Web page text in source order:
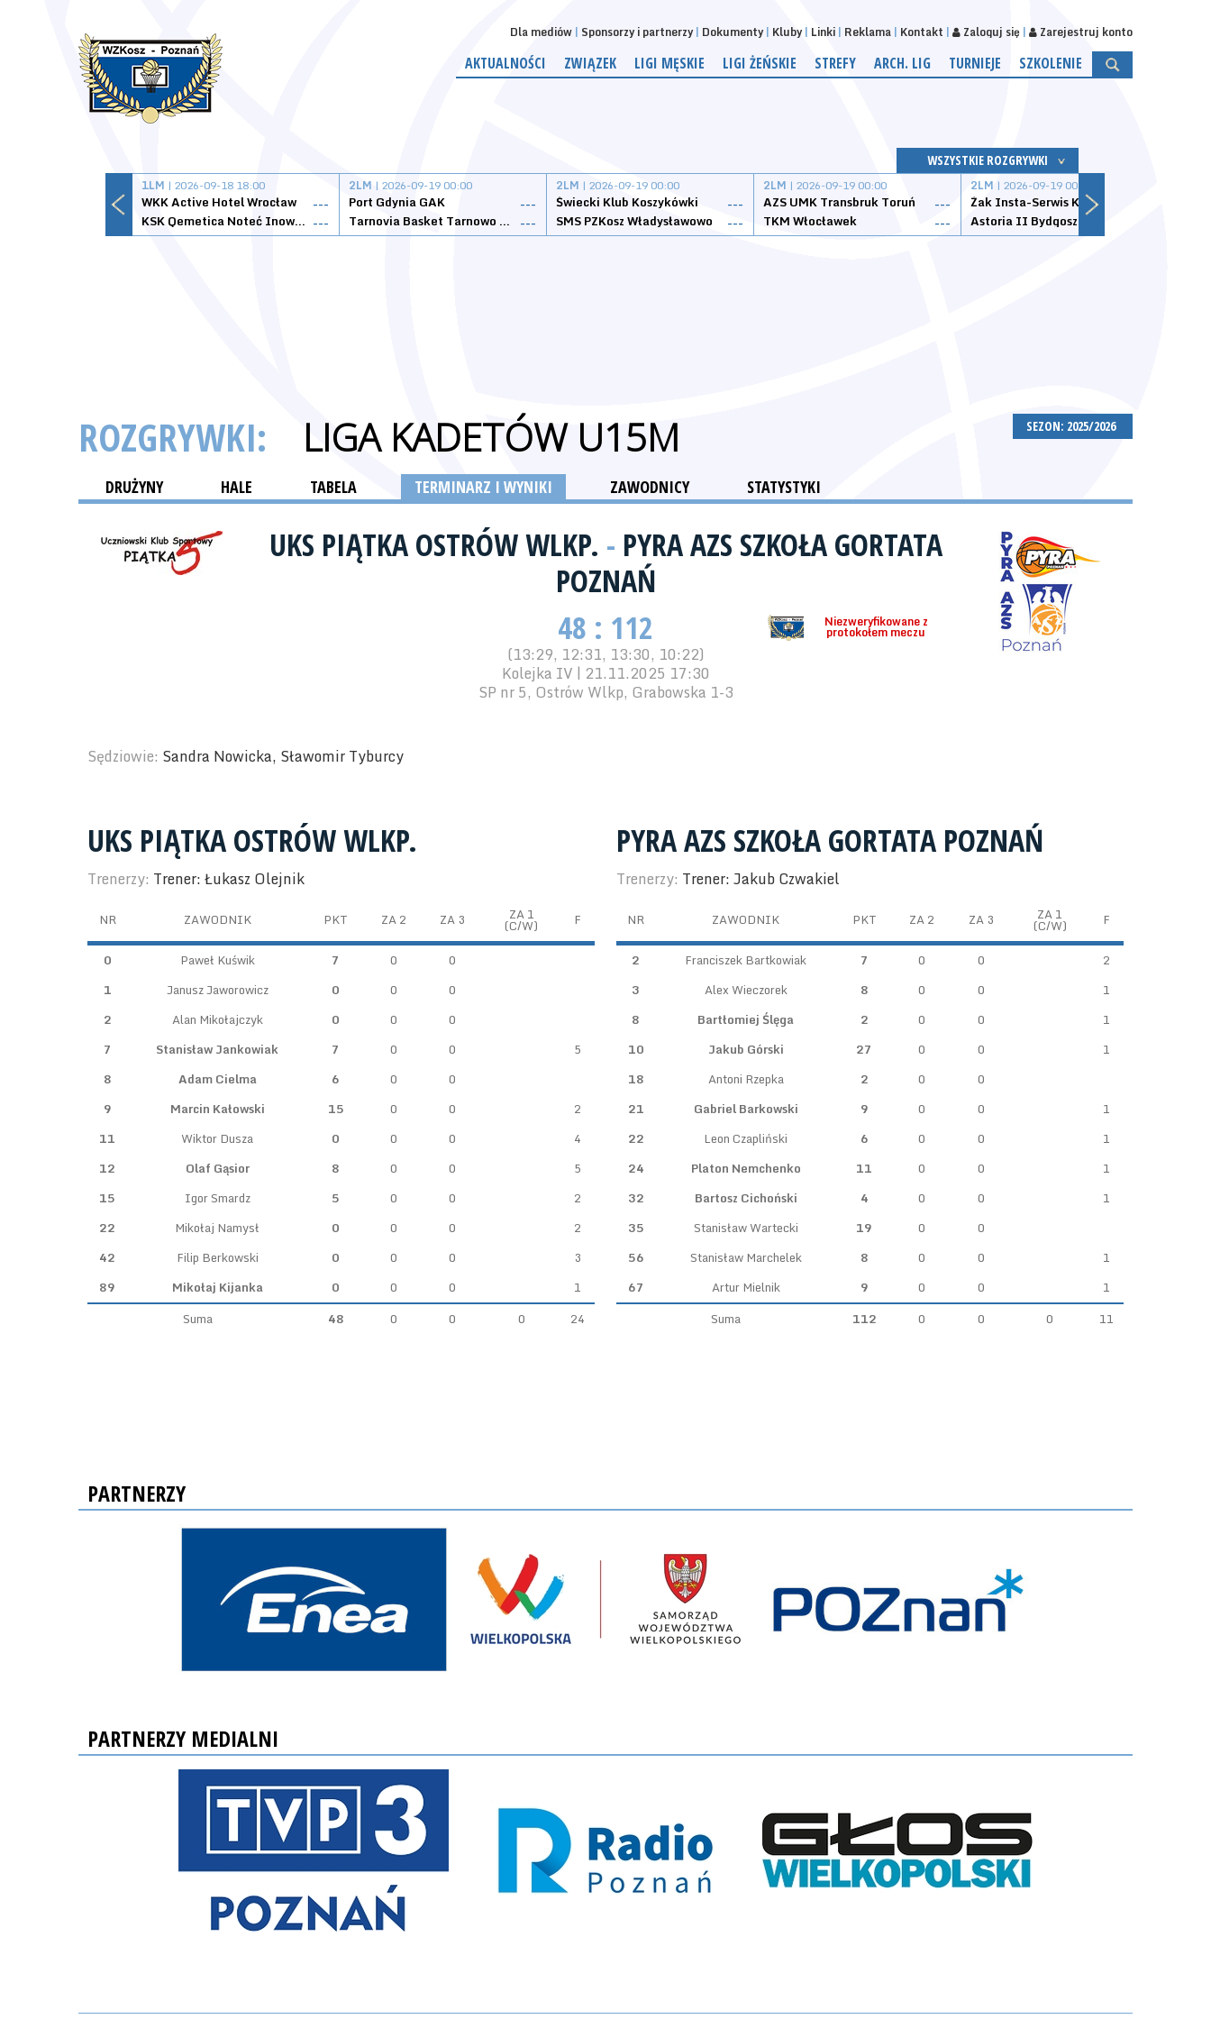
Dla mediów Sponsorzy i partnerzy Dokumenty Kluby Linki Reklama Kontakt Zaloguj się Zarejestruj konto
AKTUALNOŚCI ZWIĄZEK LIGI MĘSKIE LIGI ŻEŃSKIE STREFY ARCH. LIG TURNIEJE SZKOLENIE
WSZYSTKIE ROZGRYWKI
1LM | 2026-09-18 18:00
WKK Active Hotel Wrocław
---
KSK Qemetica Noteć Inowrocław ---
2LM | 2026-09-19 00:00
Port Gdynia GAK
---
Tarnovia Basket Tarnowo Podgórne ---
2LM | 2026-09-19 00:00
Świecki Klub Koszykówki
---
SMS PZKosz Władysławowo
---
2LM | 2026-09-19 00:00
AZS UMK Transbruk Toruń
---
TKM Włocławek
---
2LM | 2026-09-19 00:00
Żak Insta-Serwis Koszalin
Astoria II Bydgoszcz
SEZON: 2025/2026
ROZGRYWKI: LIGA KADETÓW U15M
DRUŻYNY HALE TABELA TERMINARZ I WYNIKI ZAWODNICY STATYSTYKI
UKS PIĄTKA OSTRÓW WLKP. - PYRA AZS SZKOŁA GORTATA
POZNAŃ
Niezweryfikowane z
protokołem meczu
48 : 112
(13:29, 12:31, 13:30, 10:22)
Kolejka IV | 21.11.2025 17:30
SP nr 5, Ostrów Wlkp, Grabowska 1-3
Sędziowie: Sandra Nowicka, Sławomir Tyburcy
UKS PIĄTKA OSTRÓW WLKP.
Trenerzy: Trener: Łukasz Olejnik
NR ZAWODNIK PKT ZA 2 ZA 3 ZA 1
(C/W) F
0 Paweł Kuświk 7 0
0
1
Janusz Jaworowicz 0 0
0
2
Alan Mikołajczyk 0 0
0
7
Stanisław Jankowiak 7 0 0
5
8
Adam Cielma 6 0
0
9
Marcin Kałowski 15 0 0
2
11
Wiktor Dusza 0 0 0
4
12
Olaf Gąsior 8 0 0
5
15
Igor Smardz 5 0 0
2
22
Mikołaj Namysł 0 0 0
2
42
Filip Berkowski 0 0 0
3
89
Mikołaj Kijanka 0 0 0
1
Suma
48 0 0 0 24
PYRA AZS SZKOŁA GORTATA POZNAŃ
Trenerzy: Trener: Jakub Czwakiel
NR ZAWODNIK PKT ZA 2 ZA 3 ZA 1
(C/W) F
2 Franciszek Bartkowiak 7 0 0
2
3
Alex Wieczorek 8 0 0
1
8
Bartłomiej Ślęga 2 0 0
1
10
Jakub Górski 27 0 0
1
18
Antoni Rzepka 2 0
0
21
Gabriel Barkowski 9 0 0
1
22
Leon Czapliński 6 0 0
1
24
Platon Nemchenko 11 0 0
1
32
Bartosz Cichoński 4 0 0
1
35
Stanisław Wartecki 19 0
0
56
Stanisław Marchelek 8 0 0
1
67
Artur Mielnik 9 0 0
1
Suma
112 0 0 0 11
PARTNERZY
PARTNERZY MEDIALNI